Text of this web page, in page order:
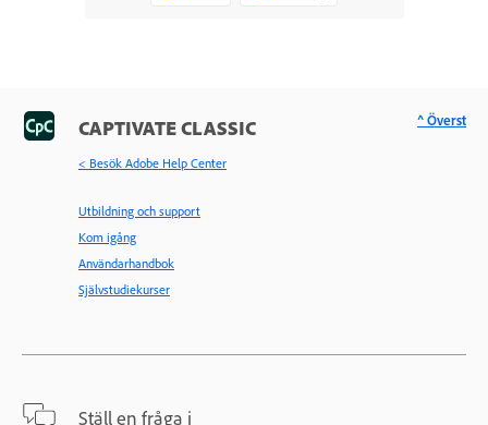
CAPTIVATE CLASSIC
< Besök Adobe Help Center
Utbildning och support
Kom igång
Användarhandbok
Självstudiekurser
Ställ en fråga i
^ Överst